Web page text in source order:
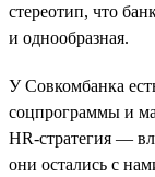
стереотип, что
и однообразная.
У Совкомбанка
соцпрограммы и
HR-стратегия —
они остались с